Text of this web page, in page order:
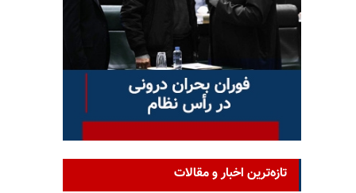
تازه‌ترین اخبار و مقالات